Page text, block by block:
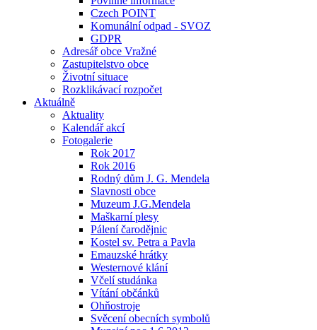
Czech POINT
Komunální odpad - SVOZ
GDPR
Adresář obce Vražné
Zastupitelstvo obce
Životní situace
Rozklikávací rozpočet
Aktuálně
Aktuality
Kalendář akcí
Fotogalerie
Rok 2017
Rok 2016
Rodný dům J. G. Mendela
Slavnosti obce
Muzeum J.G.Mendela
Maškarní plesy
Pálení čarodějnic
Kostel sv. Petra a Pavla
Emauzské hrátky
Westernové klání
Včelí studánka
Vítání občánků
Ohňostroje
Svěcení obecních symbolů